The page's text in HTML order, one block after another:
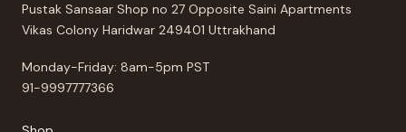
Pustak Sansaar Shop no 27 Opposite Saini Apartments
Vikas Colony Haridwar 249401 Uttrakhand
Monday-Friday: 8am-5pm PST
91-9997777366